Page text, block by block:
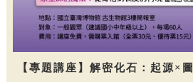
【專題講座】解密化石：起源×